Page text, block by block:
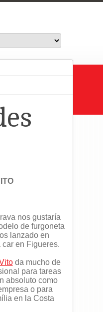
nos gustaría
de furgoneta
lanzado en
car en Figueres.
da mucho de
para tareas
absoluto como
o para
en la Costa